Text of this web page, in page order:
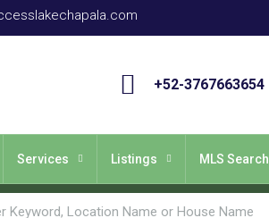
+52-3767663654
Services Listings MLS Search